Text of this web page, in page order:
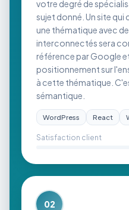
votre degré de
sujet donné. Un site
une thématique avec
interconnectés sera
référence par Google
positionnement sur
à cette thématique.
sémantique.
WordPress React
Satisfaction client
02